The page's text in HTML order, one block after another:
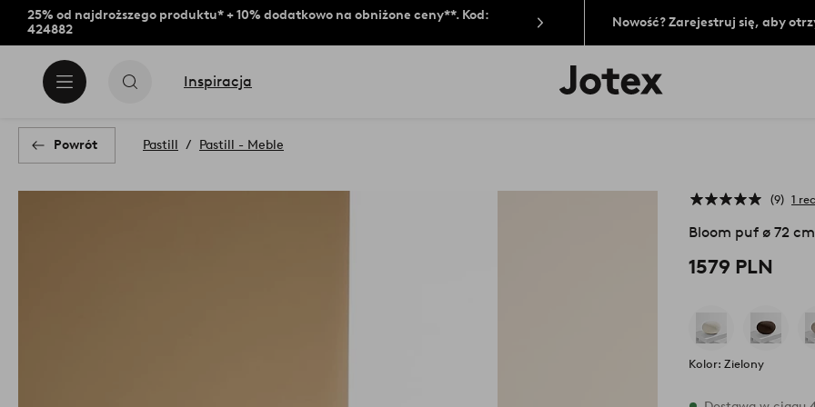
25% od najdroższego produktu* + 10% dodatkowo na obniżone ceny**. Kod:
424882
Nowość? Zarejestruj się, aby
Inspiracja
Logo
Jotex
Powrót Pastill Pastill - Meble
9 1
Bloom puf ø 72 cm
1579 PLN
Kolor: Zielony